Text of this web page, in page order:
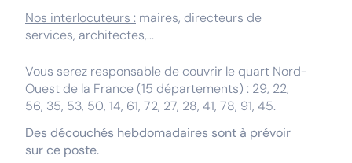
Nos interlocuteurs : maires, directeurs de
services, architectes,...
Vous serez responsable de couvrir le quart Nord-
Ouest de la France (15 départements) : 29, 22,
56, 35, 53, 50, 14, 61, 72, 27, 28, 41, 78, 91, 45.
Des découchés hebdomadaires sont à prévoir
sur ce poste.